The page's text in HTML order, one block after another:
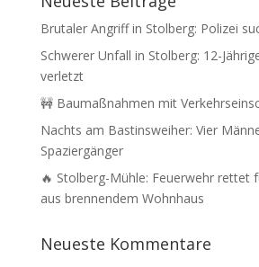
Brutaler Angriff in Stolberg: Polizei
Schwerer Unfall in Stolberg: 12-
verletzt
🚧 Baumaßnahmen mit
Nachts am Bastinsweiher: Vier
Spaziergänger
🔥 Stolberg-Mühle: Feuerwehr rettet
aus brennendem Wohnhaus
Neueste Kommentare